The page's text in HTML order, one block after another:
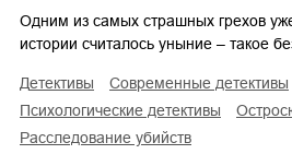
Одним из самых страшных грехов
истории считалось уныние – такое
детективы современные детективы
психологические детективы
расследование убийств